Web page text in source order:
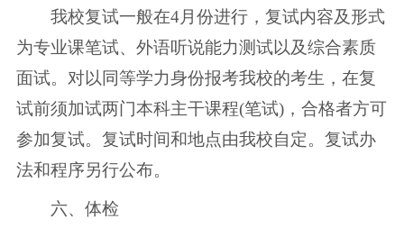
我校复试一般在4月份进行，复试内容及形式
为专业课笔试、外语听说能力测试以及综合素质
面试。对以同等学力身份报考我校的考生，在复
试前须加试两门本科主干课程(笔试)，合格者方可
参加复试。复试时间和地点由我校自定。复试办
法和程序另行公布。
六、体检